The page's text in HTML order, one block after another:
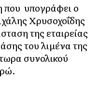
που υπογράφει ο
Χρυσοχοΐδης
της εταιρείας
του λιμένα της
συνολικού